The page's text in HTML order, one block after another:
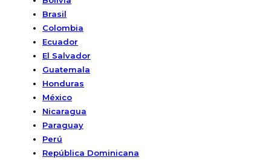
Brasil
Colombia
Ecuador
El Salvador
Guatemala
Honduras
México
Nicaragua
Paraguay
Perú
República Dominicana